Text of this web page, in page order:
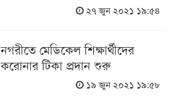
২৭ জুন ২০২১ ১৯:৫৪
নগরীতে মেডিকেল শিক্ষার্থীদের
করোনার টিকা প্রদান শুরু
১৯ জুন ২০২১ ১৯:৫৮